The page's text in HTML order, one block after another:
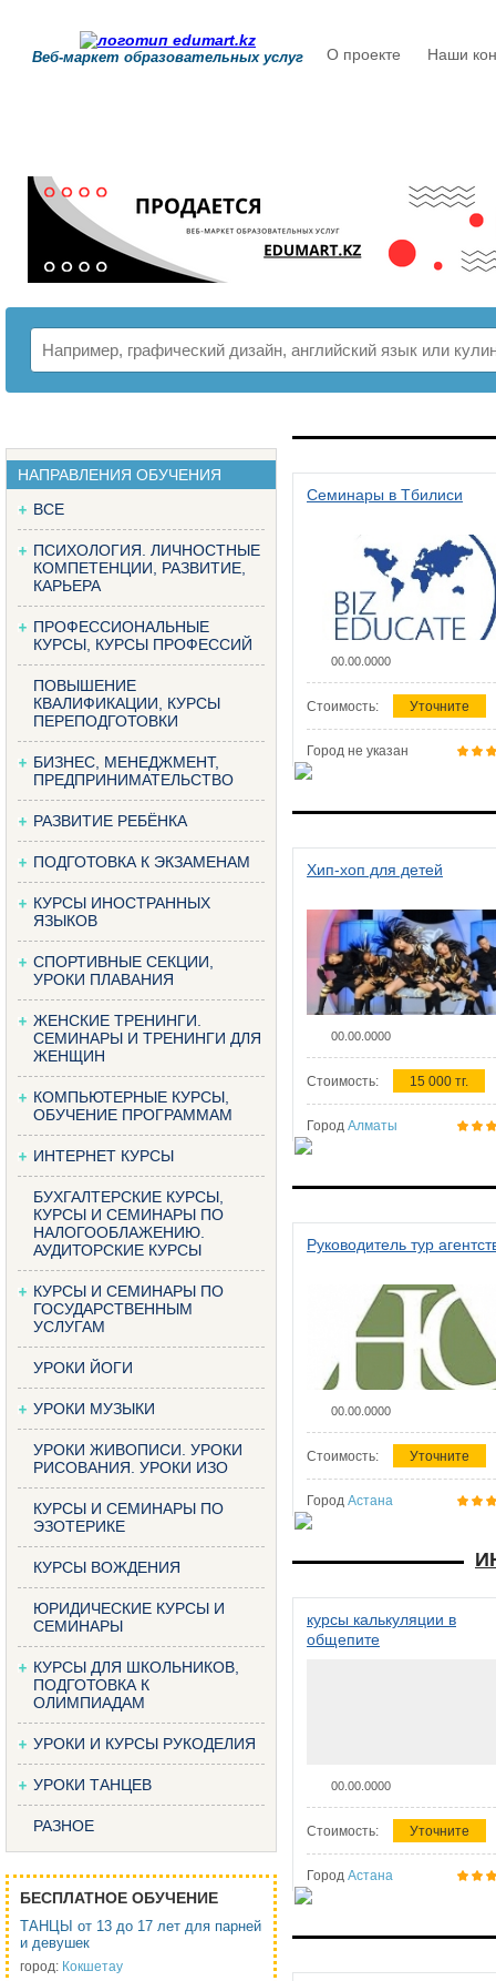
Веб-маркет образовательных услуг О проекте Наши
НАПРАВЛЕНИЯ ОБУЧЕНИЯ
ВСЕ
ПСИХОЛОГИЯ. ЛИЧНОСТНЫЕ
КОМПЕТЕНЦИИ, РАЗВИТИЕ,
КАРЬЕРА
ПРОФЕССИОНАЛЬНЫЕ
КУРСЫ, КУРСЫ ПРОФЕССИЙ
ПОВЫШЕНИЕ
КВАЛИФИКАЦИИ, КУРСЫ
ПЕРЕПОДГОТОВКИ
БИЗНЕС, МЕНЕДЖМЕНТ,
ПРЕДПРИНИМАТЕЛЬСТВО
РАЗВИТИЕ РЕБЁНКА
ПОДГОТОВКА К ЭКЗАМЕНАМ
КУРСЫ ИНОСТРАННЫХ
ЯЗЫКОВ
СПОРТИВНЫЕ СЕКЦИИ,
УРОКИ ПЛАВАНИЯ
ЖЕНСКИЕ ТРЕНИНГИ.
СЕМИНАРЫ И ТРЕНИНГИ ДЛЯ
ЖЕНЩИН
КОМПЬЮТЕРНЫЕ КУРСЫ,
ОБУЧЕНИЕ ПРОГРАММАМ
ИНТЕРНЕТ КУРСЫ
БУХГАЛТЕРСКИЕ КУРСЫ,
КУРСЫ И СЕМИНАРЫ ПО
НАЛОГООБЛАЖЕНИЮ.
АУДИТОРСКИЕ КУРСЫ
КУРСЫ И СЕМИНАРЫ ПО
ГОСУДАРСТВЕННЫМ
УСЛУГАМ
УРОКИ ЙОГИ
УРОКИ МУЗЫКИ
УРОКИ ЖИВОПИСИ. УРОКИ
РИСОВАНИЯ. УРОКИ ИЗО
КУРСЫ И СЕМИНАРЫ ПО
ЭЗОТЕРИКЕ
КУРСЫ ВОЖДЕНИЯ
ЮРИДИЧЕСКИЕ КУРСЫ И
СЕМИНАРЫ
КУРСЫ ДЛЯ ШКОЛЬНИКОВ,
ПОДГОТОВКА К
ОЛИМПИАДАМ
УРОКИ И КУРСЫ РУКОДЕЛИЯ
УРОКИ ТАНЦЕВ
РАЗНОЕ
БЕСПЛАТНОЕ ОБУЧЕНИЕ
ТАНЦЫ от 13 до 17 лет для парней
и девушек
город: Кокшетау
Семинары в Тбилиси
00.00.0000
Стоимость: Уточните
Город не указан
Хип-хоп для детей
00.00.0000
Стоимость: 15 000 тг.
Город Алматы
Руководитель тур
00.00.0000
Стоимость: Уточните
Город Астана
курсы калькуляции в
общепите
00.00.0000
Стоимость: Уточните
Город Астана